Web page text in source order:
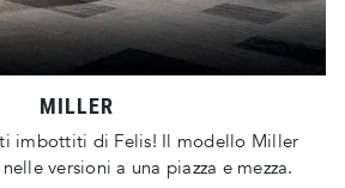
MILLER
imbottiti di Felis! Il modello Miller
versioni a una piazza e mezza.